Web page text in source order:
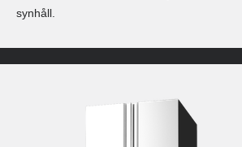
synhåll.